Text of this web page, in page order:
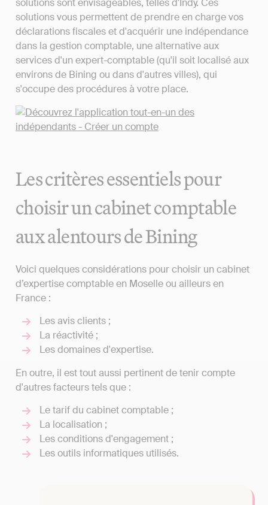
solutions sont envisageables, telles d'Indy. Ces
solutions vous permettent de prendre en charge vos
déclarations fiscales et d'acquérir une indépendance
dans la gestion comptable, une alternative aux
services d'un expert-comptable (qu'il soit localisé aux
environs de Bining ou dans d'autres villes), qui
s'occupe des procédures à votre place.
Les critères essentiels pour
choisir un cabinet comptable
aux alentours de Bining
Voici quelques considérations pour choisir un cabinet
d’expertise comptable en Moselle ou ailleurs en
France :
Les avis clients ;
La réactivité ;
Les domaines d'expertise.
En outre, il est tout aussi pertinent de tenir compte
d'autres facteurs tels que :
Le tarif du cabinet comptable ;
La localisation ;
Les conditions d'engagement ;
Les outils informatiques utilisés.